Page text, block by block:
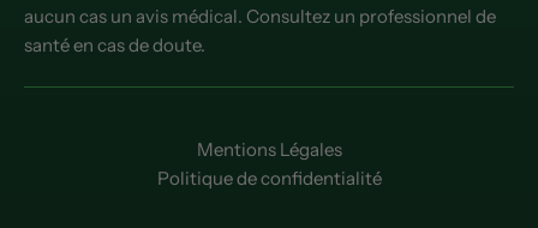
aucun cas un avis médical. Consultez un professionnel de
santé en cas de doute.
Mentions Légales
Politique de confidentialité